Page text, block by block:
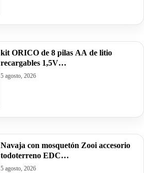
kit ORICO de 8 pilas AA de litio
recargables 1,5V…
5 agosto, 2026
Navaja con mosquetón Zooi accesorio
todoterreno EDC…
5 agosto, 2026